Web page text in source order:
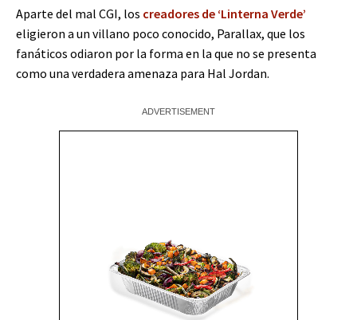
Aparte del mal CGI, los creadores de ‘Linterna Verde’
eligieron a un villano poco conocido, Parallax, que los
fanáticos odiaron por la forma en la que no se presenta
como una verdadera amenaza para Hal Jordan.